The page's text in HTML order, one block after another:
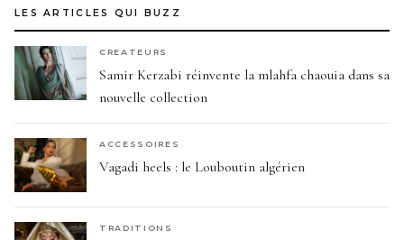
LES ARTICLES QUI BUZZ
CREATEURS
Samir Kerzabi réinvente la mlahfa chaouia dans sa
nouvelle collection
ACCESSOIRES
Vagadi heels : le Louboutin algérien
TRADITIONS